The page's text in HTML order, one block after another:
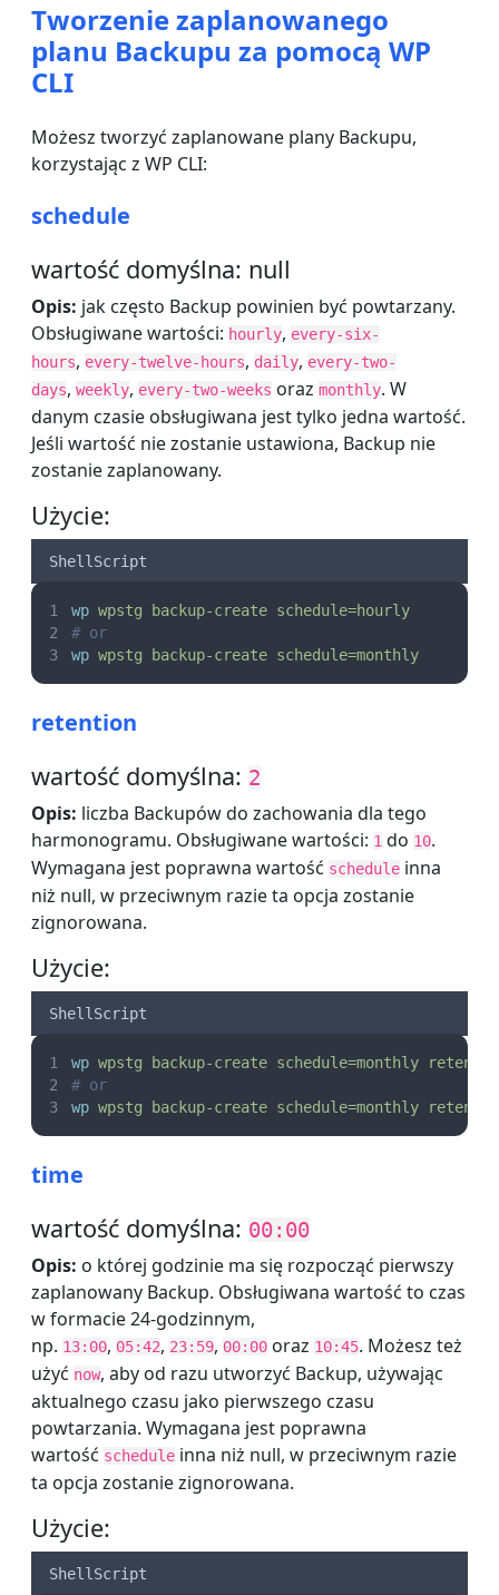
Tworzenie zaplanowanego
planu Backupu za pomocą WP
CLI
Możesz tworzyć zaplanowane plany Backupu,
korzystając z WP CLI:
schedule
wartość domyślna: null
Opis: jak często Backup powinien być powtarzany.
Obsługiwane wartości: hourly, every-six-
hours, every-twelve-hours, daily, every-two-
days, weekly, every-two-weeks oraz monthly. W
danym czasie obsługiwana jest tylko jedna wartość.
Jeśli wartość nie zostanie ustawiona, Backup nie
zostanie zaplanowany.
Użycie:
ShellScript
wp wpstg backup-create schedule=hourly
# or
wp wpstg backup-create schedule=monthly
retention
wartość domyślna: 2
Opis: liczba Backupów do zachowania dla tego
harmonogramu. Obsługiwane wartości: 1 do 10.
Wymagana jest poprawna wartość schedule inna
niż null, w przeciwnym razie ta opcja zostanie
zignorowana.
Użycie:
ShellScript
wp wpstg backup-create schedule=monthly
# or
wp wpstg backup-create schedule=monthly
time
wartość domyślna: 00:00
Opis: o której godzinie ma się rozpocząć pierwszy
zaplanowany Backup. Obsługiwana wartość to czas
w formacie 24-godzinnym,
np. 13:00, 05:42, 23:59, 00:00 oraz 10:45. Możesz też
użyć now, aby od razu utworzyć Backup, używając
aktualnego czasu jako pierwszego czasu
powtarzania. Wymagana jest poprawna
wartość schedule inna niż null, w przeciwnym razie
ta opcja zostanie zignorowana.
Użycie:
ShellScript